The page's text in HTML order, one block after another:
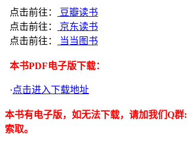
点击前往：
豆瓣读书
点击前往：
京东读书
点击前往：
当当图书
本书PDF电子版下载：
·点击进入下载地址
本书有电子版，如无法下载，请加我们Q群:
索取。